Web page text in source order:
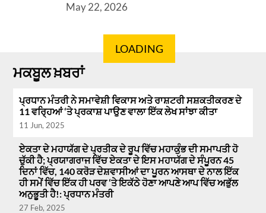
May 22, 2026
LOADING
ਮਕਬੂਲ ਖ਼ਬਰਾਂ
ਪ੍ਰਧਾਨ ਮੰਤਰੀ ਨੇ ਸਮਾਵੇਸ਼ੀ ਵਿਕਾਸ ਅਤੇ ਰਾਸ਼ਟਰੀ ਸਸ਼ਕਤੀਕਰਣ ਦੇ
11 ਵਰ੍ਹਿਆਂ ‘ਤੇ ਪ੍ਰਕਾਸ਼ ਪਾਉਣ ਵਾਲਾ ਇੱਕ ਲੇਖ ਸਾਂਝਾ ਕੀਤਾ
11 Jun, 2025
ਏਕਤਾ ਦੇ ਮਹਾਯੱਗ ਦੇ ਪ੍ਰਤੀਕ ਦੇ ਰੂਪ ਵਿੱਚ ਮਹਾਕੁੰਭ ਦੀ ਸਮਾਪਤੀ ਹੋ
ਚੁੱਕੀ ਹੈ; ਪ੍ਰਯਾਗਰਾਜ ਵਿੱਚ ਏਕਤਾ ਦੇ ਇਸ ਮਹਾਯੱਗ ਦੇ ਸੰਪੂਰਨ 45
ਦਿਨਾਂ ਵਿੱਚ, 140 ਕਰੋੜ ਦੇਸ਼ਵਾਸੀਆਂ ਦਾ ਪੂਰਨ ਆਸਥਾ ਦੇ ਨਾਲ ਇੱਕ
ਹੀ ਸਮੇਂ ਵਿੱਚ ਇੱਕ ਹੀ ਪਰਵ ‘ਤੇ ਇਕੱਠੇ ਹੋਣਾ ਆਪਣੇ ਆਪ ਵਿੱਚ ਅਭੁੱਲ
ਅਨੁਭੂਤੀ ਹੈ!: ਪ੍ਰਧਾਨ ਮੰਤਰੀ
27 Feb, 2025